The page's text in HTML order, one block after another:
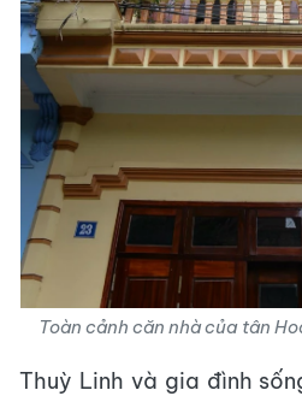
Toàn cảnh căn nhà của tân
Thuỳ Linh và gia đình